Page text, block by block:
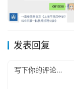
发表回复